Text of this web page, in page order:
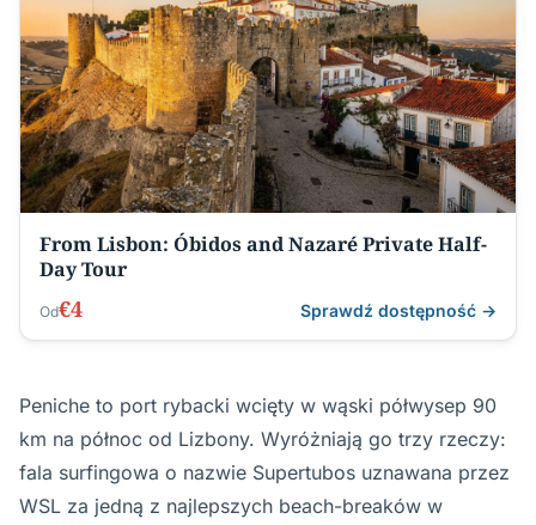
From Lisbon: Óbidos and Nazaré Private Half-
Day Tour
Od€4 Sprawdź dostępność →
Peniche to port rybacki wcięty w wąski półwysep 90
km na północ od Lizbony. Wyróżniają go trzy rzeczy:
fala surfingowa o nazwie Supertubos uznawana przez
WSL za jedną z najlepszych beach-breaków w